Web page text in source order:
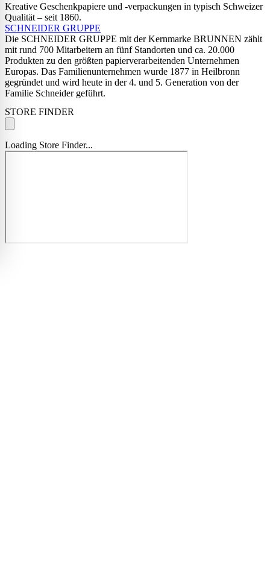
Kreative Geschenkpapiere und -verpackungen in typisch Schweizer
Qualität – seit 1860.
SCHNEIDER GRUPPE
Die SCHNEIDER GRUPPE mit der Kernmarke BRUNNEN zählt
mit rund 700 Mitarbeitern an fünf Standorten und ca. 20.000
Produkten zu den größten papierverarbeitenden Unternehmen
Europas. Das Familienunternehmen wurde 1877 in Heilbronn
gegründet und wird heute in der 4. und 5. Generation von der
Familie Schneider geführt.
STORE FINDER
Loading Store Finder...